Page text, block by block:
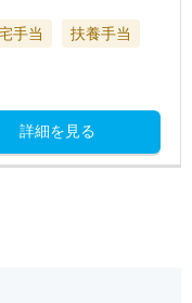
手当
扶養手当
詳細を見る